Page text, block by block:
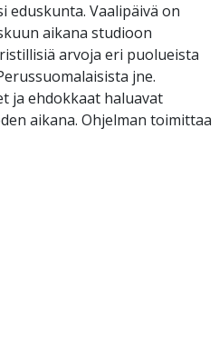
eduskunta. Vaalipäivä on
aikana studioon
arvoja eri puolueista
jne.
ja ehdokkaat haluavat
aikana. Ohjelman toimittaa